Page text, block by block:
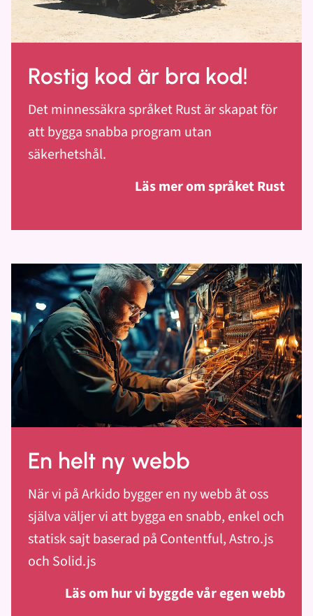
Rostig kod är bra kod!
Det minnessäkra språket Rust är skapat för
att bygga snabba program utan
säkerhetshål.
Läs mer om språket Rust
En helt ny webb
När vi på Arkido bygger en ny webb åt oss
själva väljer vi att bygga en snabb, enkel och
statisk sajt baserad på Contentful, Astro.js
och Solid.js
Läs om hur vi byggde vår egen webb